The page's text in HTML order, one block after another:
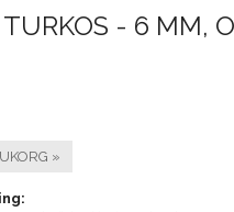
- 6 MM,
»